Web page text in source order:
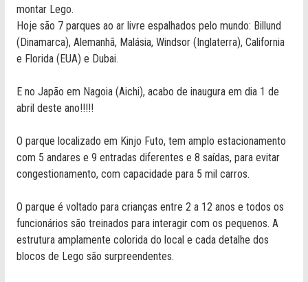
montar Lego.
Hoje são 7 parques ao ar livre espalhados pelo mundo: Billund
(Dinamarca), Alemanhã, Malásia, Windsor (Inglaterra), California
e Florida (EUA) e Dubai.
E no Japão em Nagoia (Aichi), acabo de inaugura em dia 1 de
abril deste ano!!!!!
O parque localizado em Kinjo Futo, tem amplo estacionamento
com 5 andares e 9 entradas diferentes e 8 saídas, para evitar
congestionamento, com capacidade para 5 mil carros.
O parque é voltado para crianças entre 2 a 12 anos e todos os
funcionários são treinados para interagir com os pequenos. A
estrutura amplamente colorida do local e cada detalhe dos
blocos de Lego são surpreendentes.